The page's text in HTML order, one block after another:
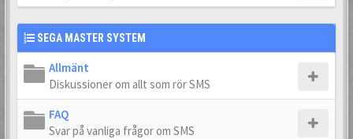
SEGA MASTER SYSTEM
Allmänt
Diskussioner om allt som rör SMS
FAQ
Svar på vanliga frågor om SMS